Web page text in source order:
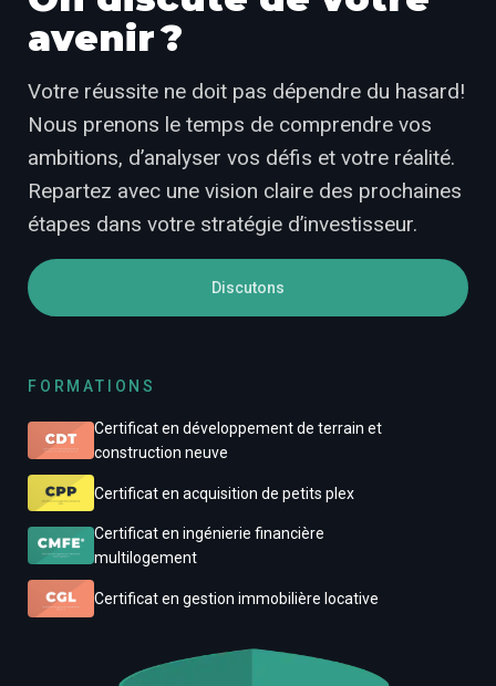
avenir ?
Votre réussite ne doit pas dépendre du hasard!
Nous prenons le temps de comprendre vos
ambitions, d’analyser vos défis et votre réalité.
Repartez avec une vision claire des prochaines
étapes dans votre stratégie d’investisseur.
Discutons
FORMATIONS
Certificat en développement de terrain et
construction neuve
Certificat en acquisition de petits plex
Certificat en ingénierie financière
multilogement
Certificat en gestion immobilière locative